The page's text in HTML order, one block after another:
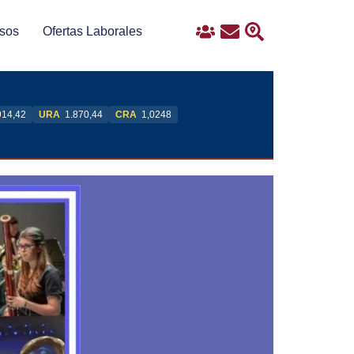
Ofertas Laborales IngresoContacto
Buscar
URA 1.870,44 CRA 1,0248